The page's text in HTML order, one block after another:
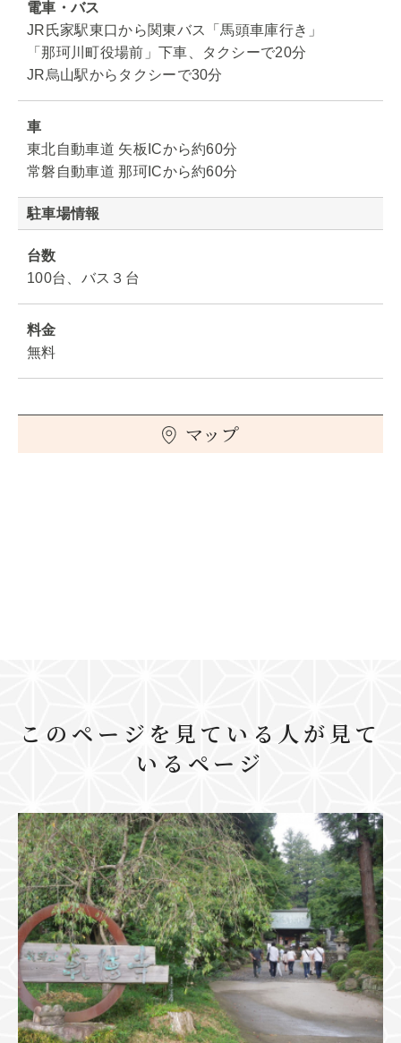
電車・バス
JR氏家駅東口から関東バス「馬頭車庫行き」
「那珂川町役場前」下車、タクシーで20分
JR烏山駅からタクシーで30分
車
東北自動車道 矢板ICから約60分
常磐自動車道 那珂ICから約60分
駐車場情報
台数
100台、バス３台
料金
無料
マップ
このページを見ている人が見て
いるページ